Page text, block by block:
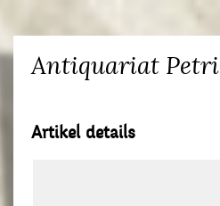
Antiquariat Petri
Artikel details